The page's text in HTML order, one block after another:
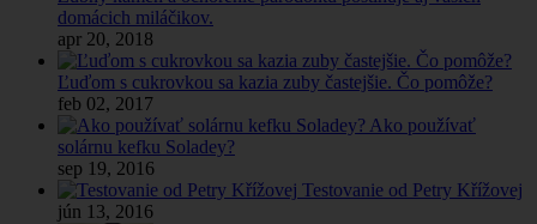
domácich miláčikov.
apr 20, 2018
Ľuďom s cukrovkou sa kazia zuby častejšie. Čo pomôže?
feb 02, 2017
Ako používať
solárnu kefku Soladey?
sep 19, 2016
Testovanie od Petry Křížovej
jún 13, 2016